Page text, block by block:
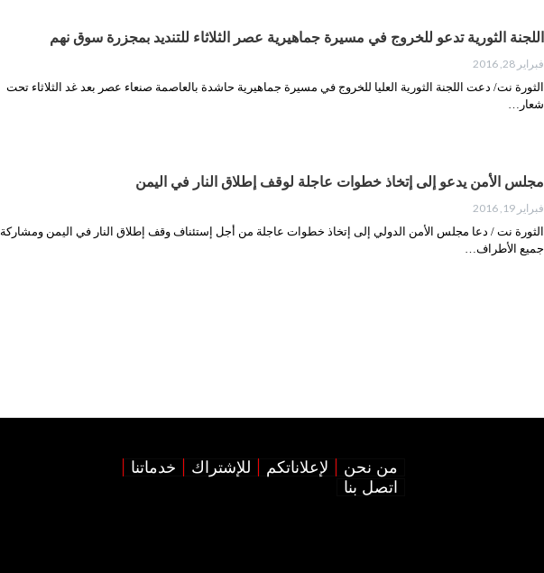
اللجنة الثورية تدعو للخروج في مسيرة جماهيرية عصر الثلاثاء للتنديد بمجزرة سوق نهم
فبراير 28, 2016
الثورة نت/ دعت اللجنة الثورية العليا للخروج في مسيرة جماهيرية حاشدة بالعاصمة صنعاء عصر بعد غد الثلاثاء تحت
شعار…
مجلس الأمن يدعو إلى إتخاذ خطوات عاجلة لوقف إطلاق النار في اليمن
فبراير 19, 2016
الثورة نت / دعا مجلس الأمن الدولي إلى إتخاذ خطوات عاجلة من أجل إستئناف وقف إطلاق النار في اليمن ومشاركة
جميع الأطراف…
من نحن لإعلاناتكم للإشتراك
خدماتنا
اتصل بنا